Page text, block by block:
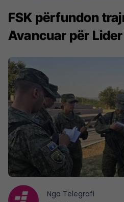
FSK përfundon
Avancuar për
Nga Telegrafi